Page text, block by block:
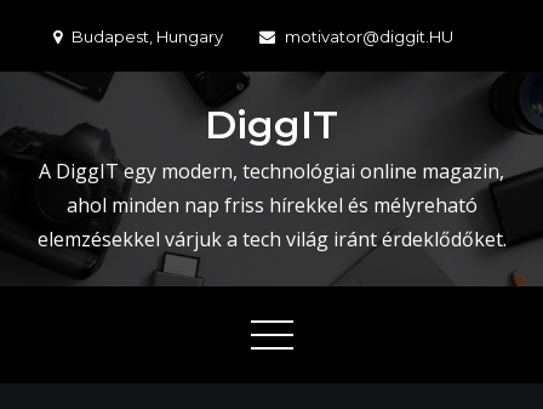
content
Budapest, Hungary motivator@diggit.HU
DiggIT
A DiggIT egy modern, technológiai online magazin,
ahol minden nap friss hírekkel és mélyreható
elemzésekkel várjuk a tech világ iránt érdeklődőket.